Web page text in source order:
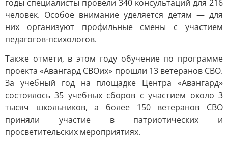
годы специалисты провели 340 консультаций для 216
человек. Особое внимание уделяется детям — для
них организуют профильные смены с участием
педагогов-психологов.
Также отмети, в этом году обучение по программе
проекта «Авангард СВОих» прошли 13 ветеранов СВО.
За учебный год на площадке Центра «Авангард»
состоялось 35 учебных сборов с участием около 3
тысяч школьников, а более 150 ветеранов СВО
приняли участие в патриотических и
просветительских мероприятиях.